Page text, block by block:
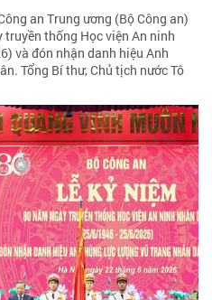
an Trung ương (Bộ Công an)
truyền thống Học viện An ninh
và đón nhận danh hiệu Anh
Tổng Bí thư, Chủ tịch nước Tô